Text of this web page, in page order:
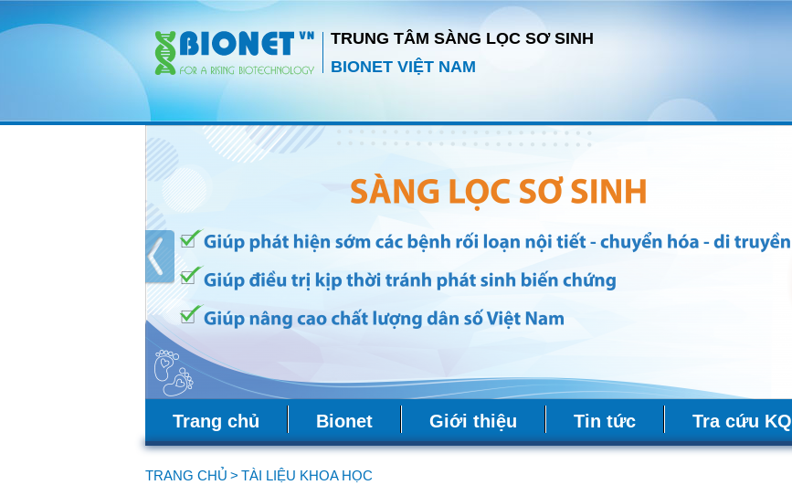
TRUNG TÂM SÀNG LỌC SƠ SINH
BIONET VIỆT NAM
Trang chủ Bionet Giới thiệu Tin tức Tra cứu KQ
TRANG CHỦ > TÀI LIỆU KHOA HỌC